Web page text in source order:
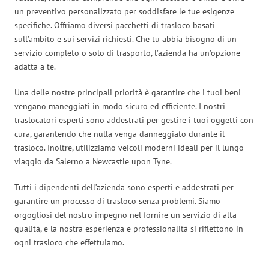
un preventivo personalizzato per soddisfare le tue esigenze
specifiche. Offriamo diversi pacchetti di trasloco basati
sull’ambito e sui servizi richiesti. Che tu abbia bisogno di un
servizio completo o solo di trasporto, l’azienda ha un’opzione
adatta a te.
Una delle nostre principali priorità è garantire che i tuoi beni
vengano maneggiati in modo sicuro ed efficiente. I nostri
traslocatori esperti sono addestrati per gestire i tuoi oggetti con
cura, garantendo che nulla venga danneggiato durante il
trasloco. Inoltre, utilizziamo veicoli moderni ideali per il lungo
viaggio da Salerno a Newcastle upon Tyne.
Tutti i dipendenti dell’azienda sono esperti e addestrati per
garantire un processo di trasloco senza problemi. Siamo
orgogliosi del nostro impegno nel fornire un servizio di alta
qualità, e la nostra esperienza e professionalità si riflettono in
ogni trasloco che effettuiamo.